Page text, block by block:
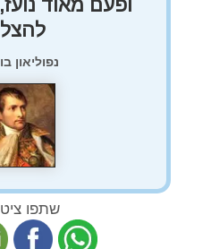
ופעם מאוד
נפוליאון
שתפו